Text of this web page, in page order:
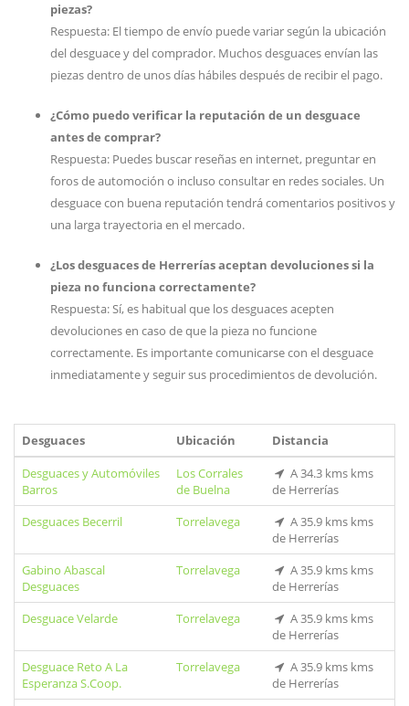
piezas?
Respuesta: El tiempo de envío puede variar según la ubicación
del desguace y del comprador. Muchos desguaces envían las
piezas dentro de unos días hábiles después de recibir el pago.
¿Cómo puedo verificar la reputación de un desguace
antes de comprar?
Respuesta: Puedes buscar reseñas en internet, preguntar en
foros de automoción o incluso consultar en redes sociales. Un
desguace con buena reputación tendrá comentarios positivos y
una larga trayectoria en el mercado.
¿Los desguaces de Herrerías aceptan devoluciones si la
pieza no funciona correctamente?
Respuesta: Sí, es habitual que los desguaces acepten
devoluciones en caso de que la pieza no funcione
correctamente. Es importante comunicarse con el desguace
inmediatamente y seguir sus procedimientos de devolución.
Desguaces Ubicación
Distancia
Desguaces y Automóviles
Barros
Los Corrales
de Buelna
A 34.3 kms kms
de Herrerías
Desguaces Becerril
Torrelavega
A 35.9 kms kms
de Herrerías
Gabino Abascal
Desguaces
Torrelavega
A 35.9 kms kms
de Herrerías
Desguace Velarde
Torrelavega
A 35.9 kms kms
de Herrerías
Desguace Reto A La
Esperanza S.Coop.
Torrelavega
A 35.9 kms kms
de Herrerías